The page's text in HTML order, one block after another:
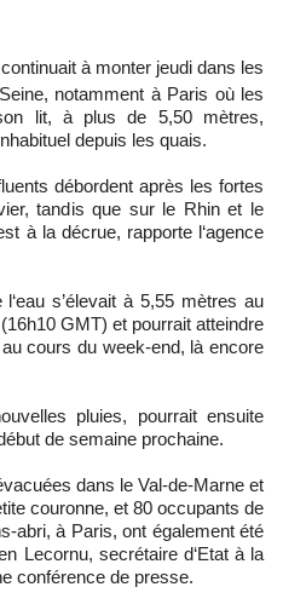
à monter jeudi dans les
notamment à Paris où les
lit, à plus de 5,50 mètres,
depuis les quais.
débordent après les fortes
tandis que sur le Rhin et le
à la décrue, rapporte l‘agence
s’élevait à 5,55 mètres au
GMT) et pourrait atteindre
cours du week-end, là encore
pluies, pourrait ensuite
de semaine prochaine.
dans le Val-de-Marne et
couronne, et 80 occupants de
abri, à Paris, ont également été
Lecornu, secrétaire d‘Etat à la
conférence de presse.